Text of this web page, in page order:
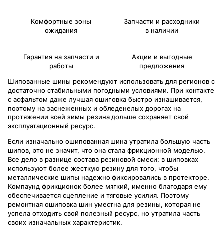
Комфортные зоны
ожидания
Запчасти и расходники
в наличии
Гарантия на запчасти и
работы
Акции и выгодные
предложения
Шипованные шины рекомендуют использовать для регионов с
достаточно стабильными погодными условиями. При контакте
с асфальтом даже лучшая ошиповка быстро изнашивается,
поэтому на заснеженных и обледенелых дорогах на
протяжении всей зимы резина дольше сохраняет свой
эксплуатационный ресурс.
Если изначально ошипованная шина утратила большую часть
шипов, это не значит, что она стала фрикционной моделью.
Все дело в разнице состава резиновой смеси: в шиповках
используют более жесткую резину для того, чтобы
металлические шипы надежно фиксировались в протекторе.
Компаунд фрикционок более мягкий, именно благодаря ему
обеспечивается сцепление и тяговые усилия. Поэтому
ремонтная ошиповка шин уместна для резины, которая не
успела отходить свой полезный ресурс, но утратила часть
своих изначальных характеристик.